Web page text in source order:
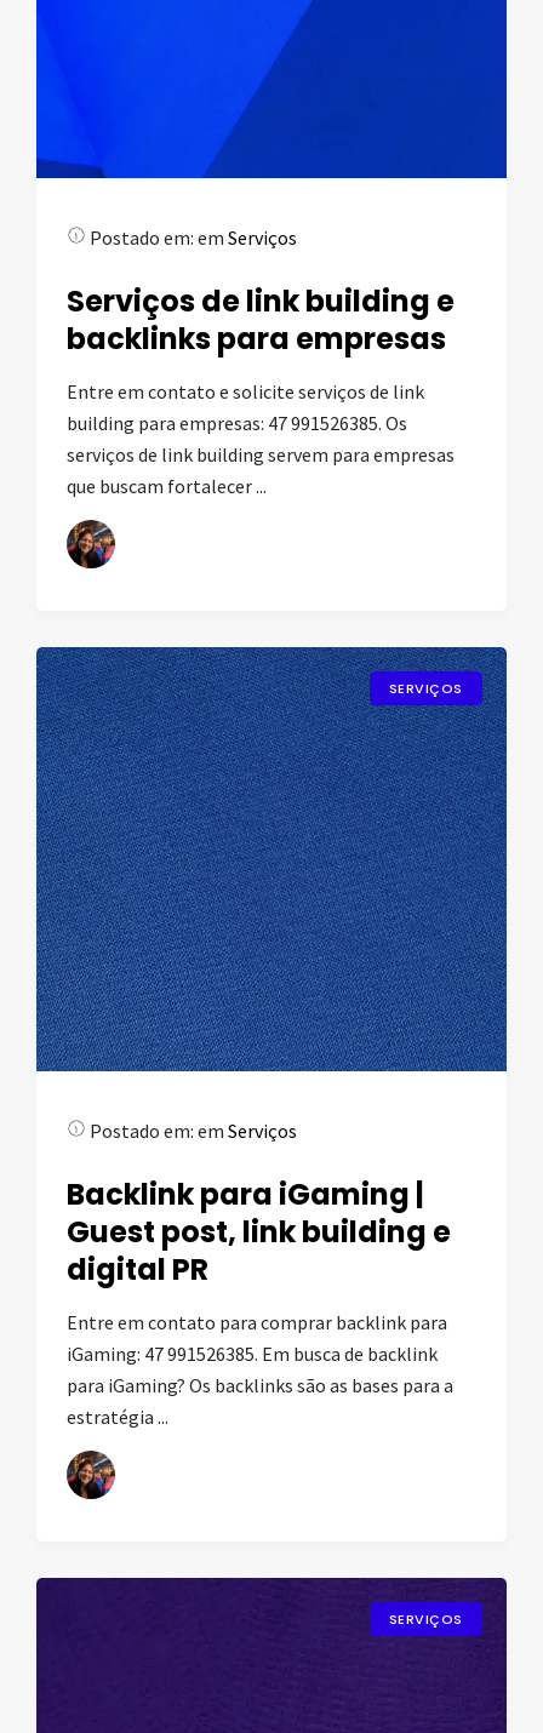
Postado em: em Serviços
Serviços de link building e
backlinks para empresas
Entre em contato e solicite serviços de link
building para empresas: 47 991526385. Os
serviços de link building servem para empresas
que buscam fortalecer ...
SERVIÇOS
Postado em: em Serviços
Backlink para iGaming |
Guest post, link building e
digital PR
Entre em contato para comprar backlink para
iGaming: 47 991526385. Em busca de backlink
para iGaming? Os backlinks são as bases para a
estratégia ...
SERVIÇOS